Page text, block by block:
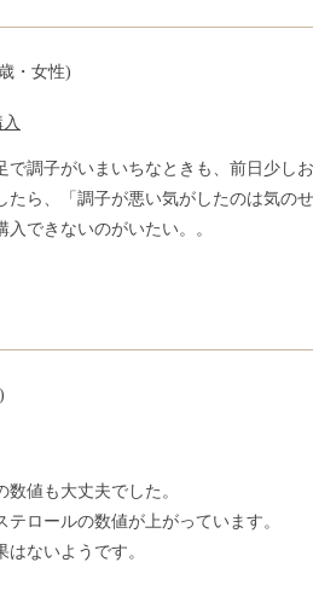
・女性)
で調子がいまいちなときも、前日少し
たら、「調子が悪い気がしたのは気の
できないのがいたい。。
値も大丈夫でした。
ロールの数値が上がっています。
ないようです。